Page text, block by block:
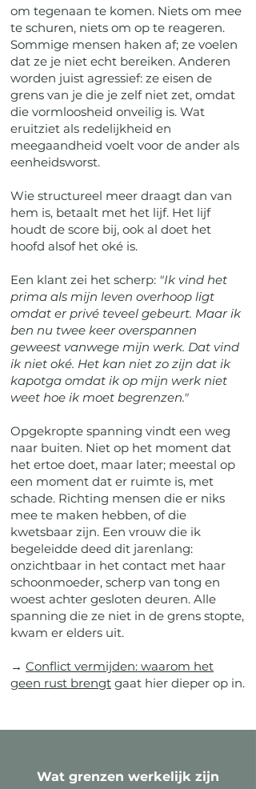
om tegenaan te komen. Niets om mee
te schuren, niets om op te reageren.
Sommige mensen haken af; ze voelen
dat ze je niet echt bereiken. Anderen
worden juist agressief: ze eisen de
grens van je die je zelf niet zet, omdat
die vormloosheid onveilig is. Wat
eruitziet als redelijkheid en
meegaandheid voelt voor de ander als
eenheidsworst.
Wie structureel meer draagt dan van
hem is, betaalt met het lijf. Het lijf
houdt de score bij, ook al doet het
hoofd alsof het oké is.
Een klant zei het scherp: "Ik vind het
prima als mijn leven overhoop ligt
omdat er privé teveel gebeurt. Maar ik
ben nu twee keer overspannen
geweest vanwege mijn werk. Dat vind
ik niet oké. Het kan niet zo zijn dat ik
kapotga omdat ik op mijn werk niet
weet hoe ik moet begrenzen."
Opgekropte spanning vindt een weg
naar buiten. Niet op het moment dat
het ertoe doet, maar later; meestal op
een moment dat er ruimte is, met
schade. Richting mensen die er niks
mee te maken hebben, of die
kwetsbaar zijn. Een vrouw die ik
begeleidde deed dit jarenlang:
onzichtbaar in het contact met haar
schoonmoeder, scherp van tong en
woest achter gesloten deuren. Alle
spanning die ze niet in de grens stopte,
kwam er elders uit.
→ Conflict vermijden: waarom het
geen rust brengt gaat hier dieper op in.
Wat grenzen werkelijk zijn